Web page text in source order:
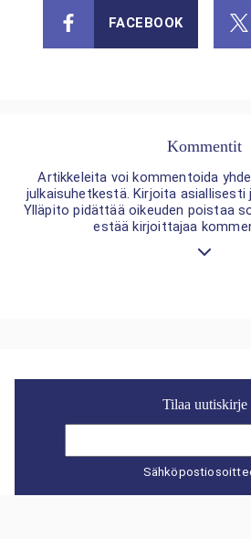
FACEBOOK
Kommentit
Artikkeleita voi kommentoida
julkaisuhetkestä. Kirjoita asiallisesti
Ylläpito pidättää oikeuden poistaa
estää kirjoittajaa
Tilaa uutiskirje